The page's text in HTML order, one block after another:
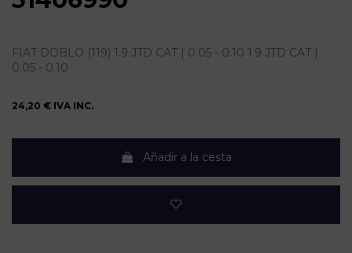
FIAT DOBLO (119) 1.9 JTD CAT | 0.05 - 0.10 1.9 JTD CAT |
0.05 - 0.10
24,20 € IVA INC.
Añadir a la cesta